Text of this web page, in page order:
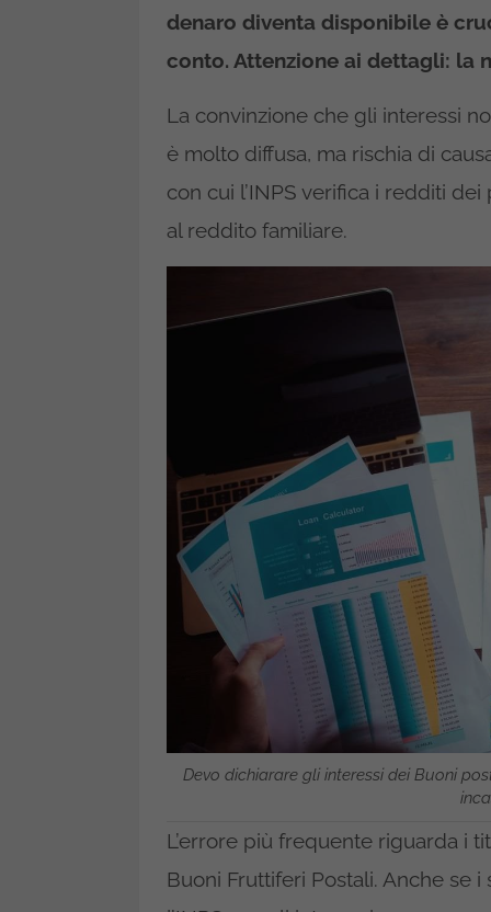
denaro diventa disponibile è
conto. Attenzione ai dettagli: la
La convinzione che gli interessi
è molto diffusa, ma rischia di
con cui l’INPS verifica i redditi
al reddito familiare.
Devo dichiarare gli interessi dei Buoni
L’errore più frequente riguarda i
Buoni Fruttiferi Postali. Anche se